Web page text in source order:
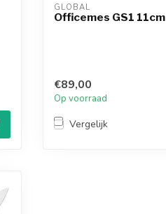
GLOBAL
Officemes GS1 11cm
€89,00
Op voorraad
Vergelijk